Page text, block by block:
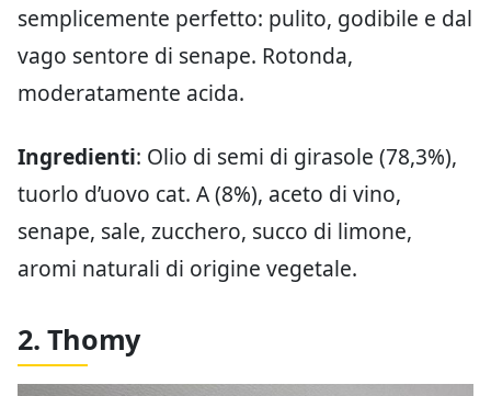
semplicemente perfetto: pulito, godibile e dal
vago sentore di senape. Rotonda,
moderatamente acida.
Ingredienti: Olio di semi di girasole (78,3%),
tuorlo d’uovo cat. A (8%), aceto di vino,
senape, sale, zucchero, succo di limone,
aromi naturali di origine vegetale.
2. Thomy